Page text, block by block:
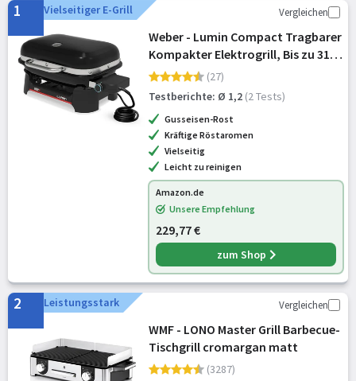
1 Vielseitiger E-Grill Vergleichen
Weber - Lumin Compact Tragbarer
Kompakter Elektrogrill, Bis zu 315
°C, mit Deckelthermometer,
Porzellanemaillierte
Gusseisenroste, 43 x 32 cm
Grillfläche, Sch
(27)
Testberichte: Ø 1,2 (2 Tests)
Gusseisen-Rost
Kräftige Röstaromen
Vielseitig
Leicht zu reinigen
Amazon.de
Unsere Empfehlung
229,77 €
zum Shop
2 Leistungsstark Vergleichen
WMF - LONO Master Grill Barbecue-
Tischgrill cromargan matt
(3287)